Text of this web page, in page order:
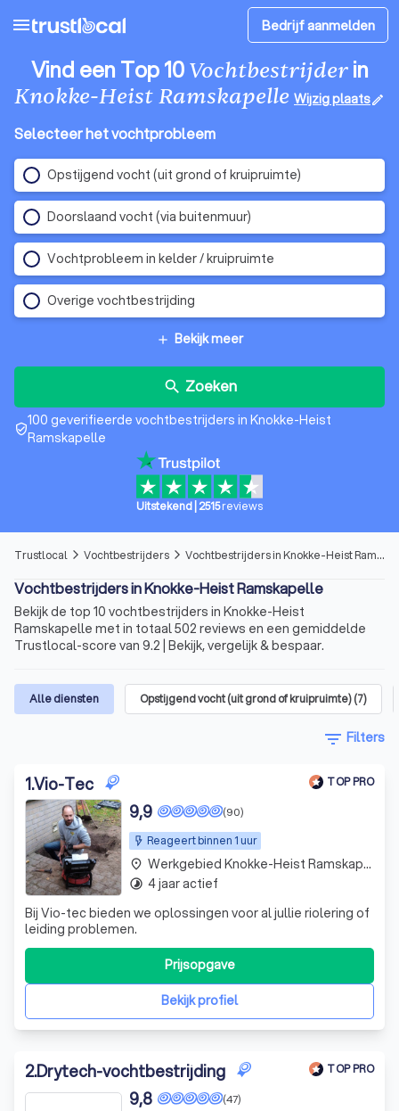
menu Bedrijf aanmelden
Vind een Top 10Vochtbestrijderin
Knokke-Heist Ramskapelle Wijzig plaatsedit
Selecteer het vochtprobleem
Opstijgend vocht (uit grond of kruipruimte)
Doorslaand vocht (via buitenmuur)
Vochtprobleem in kelder / kruipruimte
Overige vochtbestrijding
add Bekijk meer
search Zoeken
verified_user
100 geverifieerde vochtbestrijders in Knokke-Heist
Ramskapelle
Uitstekend 2515reviews
Trustlocal arrow_forward_ios Vochtbestrijders arrow_forward_ios Vochtbestrijders in Knokke-Heist Ramskapelle
Vochtbestrijders in Knokke-Heist Ramskapelle
Bekijk de top 10 vochtbestrijders in Knokke-Heist
Ramskapelle met in totaal 502 reviews en een gemiddelde
Trustlocal-score van 9.2 | Bekijk, vergelijk & bespaar.
Alle diensten Opstijgend vocht (uit grond of kruipruimte)(7)
filter_list Filters
1.Vio-Tec TOP PRO
Reageert binnen 1 uur
(90)
9,9
Bij Vio-tec bieden we oplossingen voor al jullie riolering of
leiding problemen.
Bekijk profiel
Prijsopgave
place Werkgebied Knokke-Heist Ramskapelle
timelapse 4 jaar actief
2.Drytech-vochtbestrijding TOP PRO
(47)
9,8